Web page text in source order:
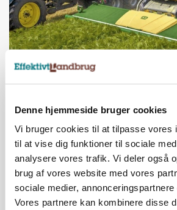
Denne hjemmeside bruger cookies
Vi bruger cookies til at tilpasse vores
til at vise dig funktioner til sociale
analysere vores trafik. Vi deler også
brug af vores website med vores
sociale medier,
Vores partnere kan kombinere disse
Krone åbner XDisc for John
Holland
Annonce
MARKED
Høstpres kan sænke
Annonce
Loading...